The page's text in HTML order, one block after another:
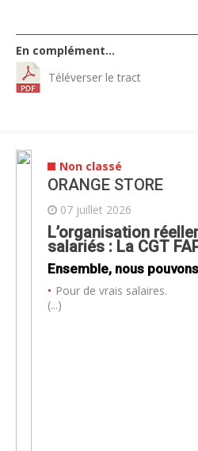
En complément…
Téléverser le tract
Non classé
ORANGE STORE
07 juillet 2026
L’organisation
salariés : La CGT
Ensemble, nous
Pour de vrais salaires.
(...)